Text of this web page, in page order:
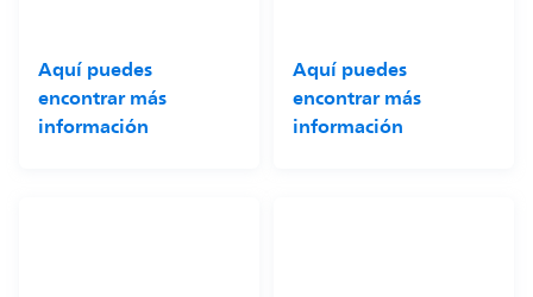
Aquí puedes
encontrar más
información
Aquí puedes
encontrar más
información